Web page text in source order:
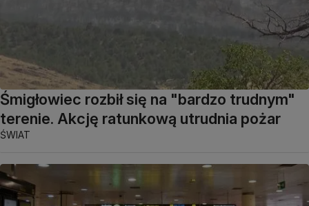
Śmigłowiec rozbił się na "bardzo trudnym"
terenie. Akcję ratunkową utrudnia pożar
ŚWIAT